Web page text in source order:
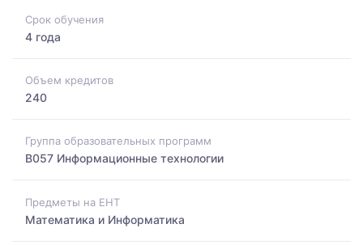
Срок обучения
4 года
Объем кредитов
240
Группа образовательных программ
B057 Информационные технологии
Предметы на ЕНТ
Математика и Информатика